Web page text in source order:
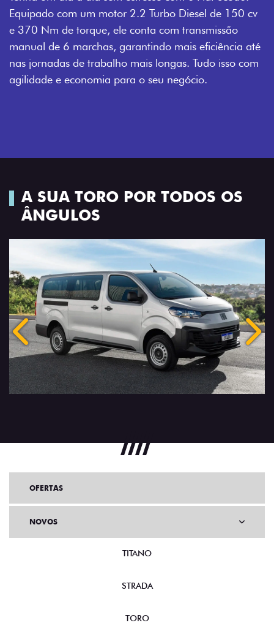
Equipado com um motor 2.2 Turbo Diesel de 150 cv
e 370 Nm de torque, ele conta com transmissão
manual de 6 marchas, garantindo mais eficiência até
nas jornadas de trabalho mais longas. Tudo isso com
agilidade e economia para o seu negócio.
A SUA TORO POR TODOS OS
ÂNGULOS
Anterior
OFERTAS
NOVOS
TITANO
STRADA
TORO